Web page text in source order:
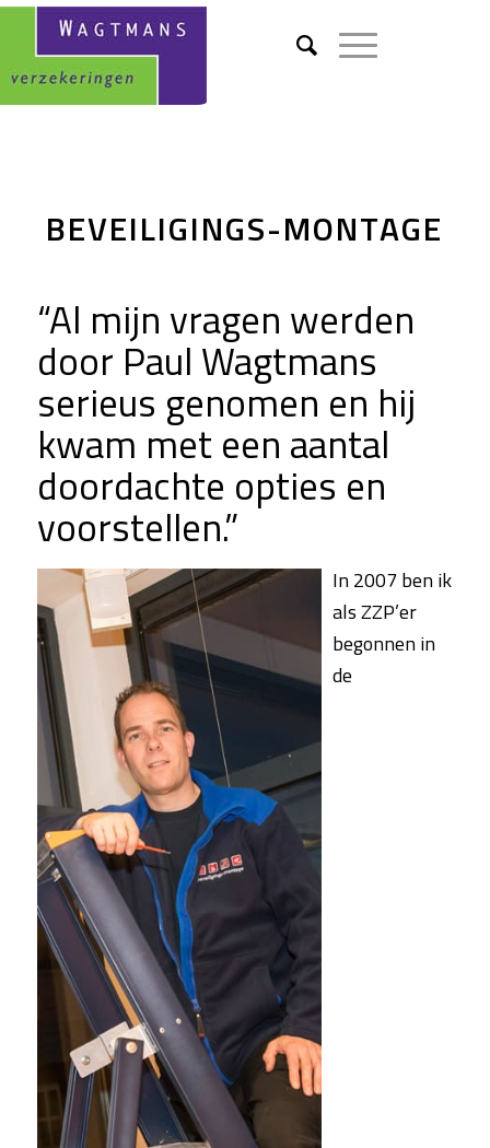
BEVEILIGINGS-MONTAGE
“Al mijn vragen werden
door Paul Wagtmans
serieus genomen en hij
kwam met een aantal
doordachte opties en
voorstellen.”
In 2007 ben ik
als ZZP’er
begonnen in
de